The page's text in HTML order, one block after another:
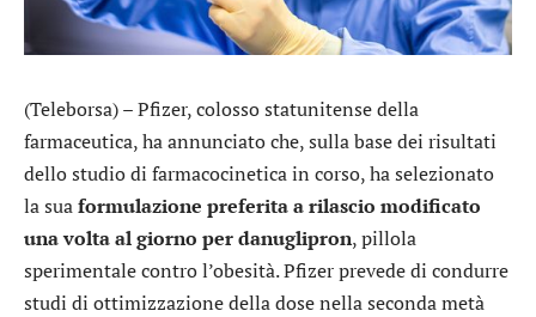
(Teleborsa) –Pfizer, colosso statunitense della
farmaceutica, ha annunciato che, sulla base dei risultati
dello studio di farmacocinetica in corso, ha selezionato
la suaformulazione preferita a rilascio modificato
una volta al giorno per danuglipron, pillola
sperimentale contro l’obesità. Pfizer prevede di condurre
studi di ottimizzazione della dose nella seconda metà